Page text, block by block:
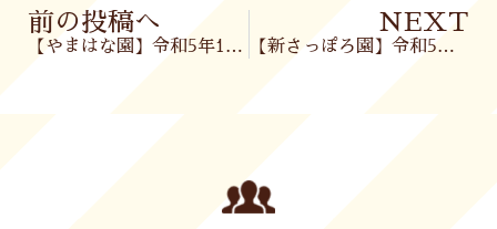
Prev
前の投稿へ
【やまはな園】令和5年11月7日(火)
NEXT
【新さっぽろ園】令和5年11月8日(水)